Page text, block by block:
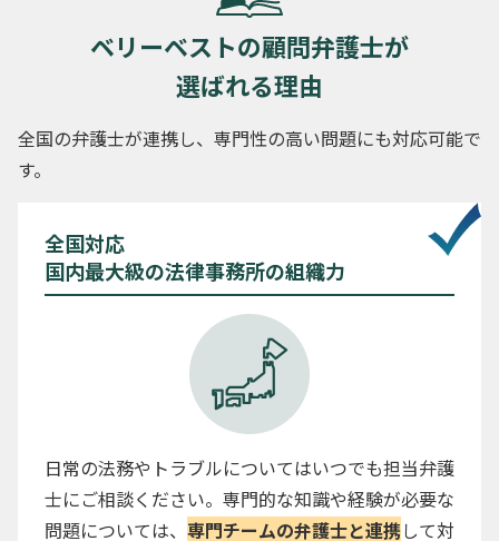
ベリーベストの顧問弁護士が
選ばれる理由
全国の弁護士が連携し、専門性の高い問題にも対応可能で
す。
全国対応
国内最大級の法律事務所の組織力
日常の法務やトラブルについてはいつでも担当弁護
士にご相談ください。専門的な知識や経験が必要な
問題については、 専門チームの弁護士と連携して対